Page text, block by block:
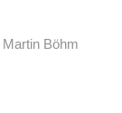
Martin Böhm